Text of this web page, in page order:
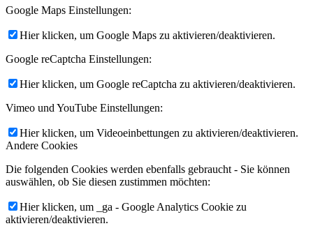
Google Maps Einstellungen:
Hier klicken, um Google Maps zu aktivieren/deaktivieren.
Google reCaptcha Einstellungen:
Hier klicken, um Google reCaptcha zu aktivieren/deaktivieren.
Vimeo und YouTube Einstellungen:
Hier klicken, um Videoeinbettungen zu aktivieren/deaktivieren.
Andere Cookies
Die folgenden Cookies werden ebenfalls gebraucht - Sie können
auswählen, ob Sie diesen zustimmen möchten:
Hier klicken, um _ga - Google Analytics Cookie zu
aktivieren/deaktivieren.